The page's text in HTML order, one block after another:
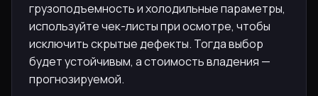
грузоподъемность и холодильные параметры,
используйте чек-листы при осмотре, чтобы
исключить скрытые дефекты. Тогда выбор
будет устойчивым, а стоимость владения —
прогнозируемой.